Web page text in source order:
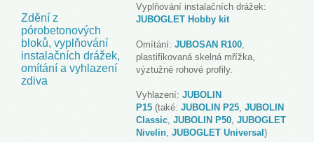
Zdění z
pórobetonových
bloků, vyplňování
instalačních drážek,
omítání a vyhlazení
zdiva
Vyplňování instalačních drážek:
JUBOGLET Hobby kit
Omítání: JUBOSAN R100
plastifikovaná skelná mřížka,
výztužné rohové profily.
Vyhlazení: JUBOLIN
P15 (také: JUBOLIN P25 JUBOLIN
Classic JUBOLIN P50 JUBOGLET
Nivelin JUBOGLET Universal)